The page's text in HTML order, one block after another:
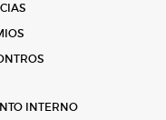
INTERNO